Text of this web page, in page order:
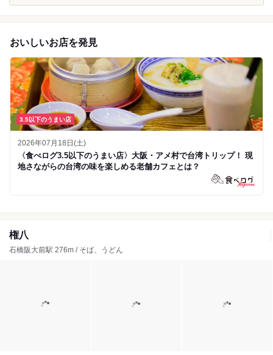
おいしいお店を発見
3.5以下のうまい店
2026年07月18日(土)
〈食べログ3.5以下のうまい店〉大阪・アメ村で台湾トリップ！ 現
地さながらの台湾の味を楽しめる老舗カフェとは？
権八
石橋阪大前駅 276m / そば、うどん